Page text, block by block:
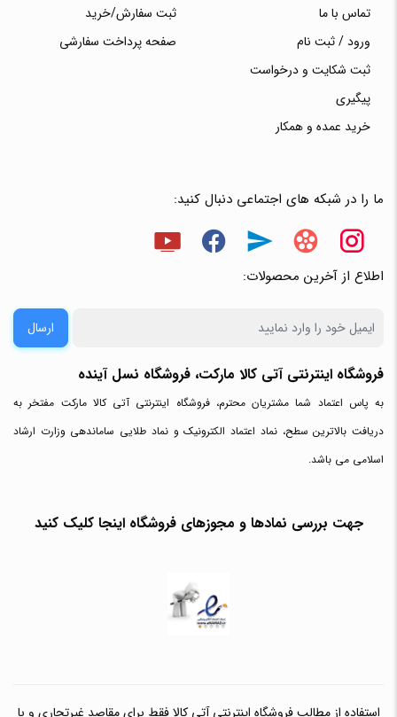
تماس با ما
ورود / ثبت نام
ثبت شکایت و درخواست
پیگیری
خرید عمده و همکار
ثبت سفارش/خرید
صفحه پرداخت سفارشی
ما را در شبکه های اجتماعی دنبال کنید:
اطلاع از آخرین محصولات:
ارسال
فروشگاه اینترنتی آتی‌ کالا مارکت، فروشگاه نسل آینده
به پاس اعتماد شما مشتریان محترم، فروشگاه اینترنتی آتی کالا مارکت مفتخر به
دریافت بالاترین سطح، نماد اعتماد الکترونیک و نماد طلایی ساماندهی وزارت ارشاد
اسلامی می باشد.
جهت بررسی نمادها و مجوزهای فروشگاه اینجا کلیک کنید
استفاده از مطالب فروشگاه اینترنتی آتی کالا فقط برای مقاصد غیرتجاری و با